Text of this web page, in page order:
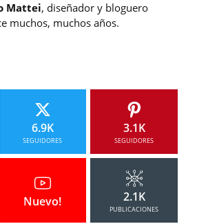
Mattei, diseñador y bloguero
muchos, muchos años.
6.9K
SEGUIDORES
3.1K
SEGUIDORES
Nuevo! 2.1K
PUBLICACIONES